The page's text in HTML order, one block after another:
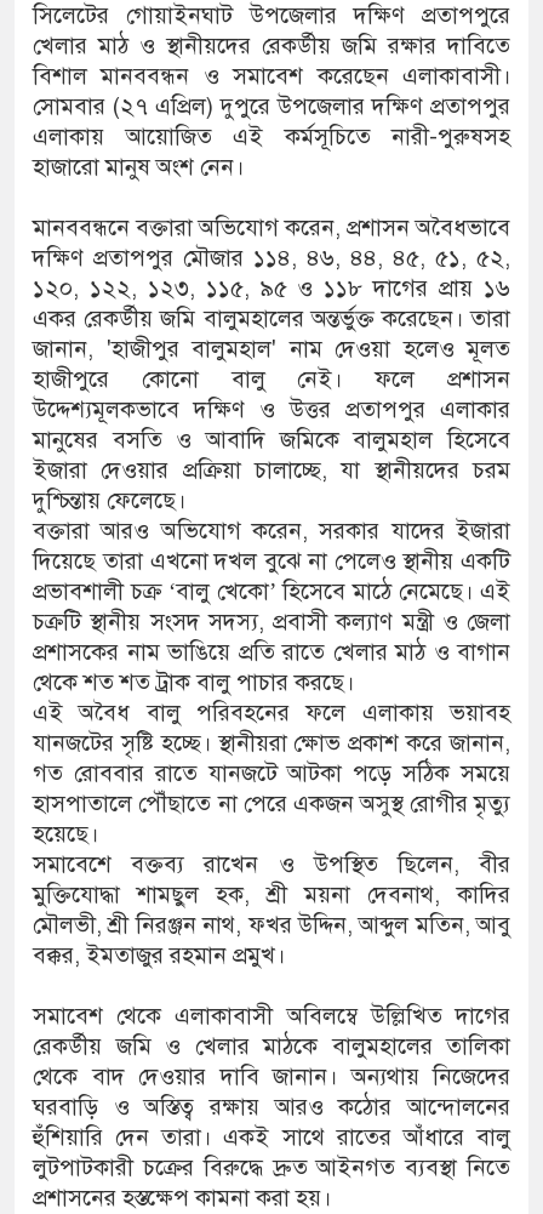
সিলেটের গোয়াইনঘাট উপজেলার দক্ষিণ প্রতাপপুরে
খেলার মাঠ ও স্থানীয়দের রেকর্ডীয় জমি রক্ষার দাবিতে
বিশাল মানববন্ধন ও সমাবেশ করেছেন এলাকাবাসী।
সোমবার (২৭ এপ্রিল) দুপুরে উপজেলার দক্ষিণ প্রতাপপুর
এলাকায় আয়োজিত এই কর্মসূচিতে নারী-পুরুষসহ
হাজারো মানুষ অংশ নেন।
মানববন্ধনে বক্তারা অভিযোগ করেন, প্রশাসন অবৈধভাবে
দক্ষিণ প্রতাপপুর মৌজার ১১৪, ৪৬, ৪৪, ৪৫, ৫১, ৫২,
১২০, ১২২, ১২৩, ১১৫, ৯৫ ও ১১৮ দাগের প্রায় ১৬
একর রেকর্ডীয় জমি বালুমহালের অন্তর্ভুক্ত করেছেন। তারা
জানান, 'হাজীপুর বালুমহাল' নাম দেওয়া হলেও মূলত
হাজীপুরে কোনো বালু নেই। ফলে প্রশাসন
উদ্দেশ্যমূলকভাবে দক্ষিণ ও উত্তর প্রতাপপুর এলাকার
মানুষের বসতি ও আবাদি জমিকে বালুমহাল হিসেবে
ইজারা দেওয়ার প্রক্রিয়া চালাচ্ছে, যা স্থানীয়দের চরম
দুশ্চিন্তায় ফেলেছে।
বক্তারা আরও অভিযোগ করেন, সরকার যাদের ইজারা
দিয়েছে তারা এখনো দখল বুঝে না পেলেও স্থানীয় একটি
প্রভাবশালী চক্র ‘বালু খেকো’ হিসেবে মাঠে নেমেছে। এই
চক্রটি স্থানীয় সংসদ সদস্য, প্রবাসী কল্যাণ মন্ত্রী ও জেলা
প্রশাসকের নাম ভাঙিয়ে প্রতি রাতে খেলার মাঠ ও বাগান
থেকে শত শত ট্রাক বালু পাচার করছে।
এই অবৈধ বালু পরিবহনের ফলে এলাকায় ভয়াবহ
যানজটের সৃষ্টি হচ্ছে। স্থানীয়রা ক্ষোভ প্রকাশ করে জানান,
গত রোববার রাতে যানজটে আটকা পড়ে সঠিক সময়ে
হাসপাতালে পৌঁছাতে না পেরে একজন অসুস্থ রোগীর মৃত্যু
হয়েছে।
সমাবেশে বক্তব্য রাখেন ও উপস্থিত ছিলেন, বীর
মুক্তিযোদ্ধা শামছুল হক, শ্রী ময়না দেবনাথ, কাদির
মৌলভী, শ্রী নিরঞ্জন নাথ, ফখর উদ্দিন, আব্দুল মতিন, আবু
বক্কর, ইমতাজুর রহমান প্রমুখ।
সমাবেশ থেকে এলাকাবাসী অবিলম্বে উল্লিখিত দাগের
রেকর্ডীয় জমি ও খেলার মাঠকে বালুমহালের তালিকা
থেকে বাদ দেওয়ার দাবি জানান। অন্যথায় নিজেদের
ঘরবাড়ি ও অস্তিত্ব রক্ষায় আরও কঠোর আন্দোলনের
হুঁশিয়ারি দেন তারা। একই সাথে রাতের আঁধারে বালু
লুটপাটকারী চক্রের বিরুদ্ধে দ্রুত আইনগত ব্যবস্থা নিতে
প্রশাসনের হস্তক্ষেপ কামনা করা হয়।